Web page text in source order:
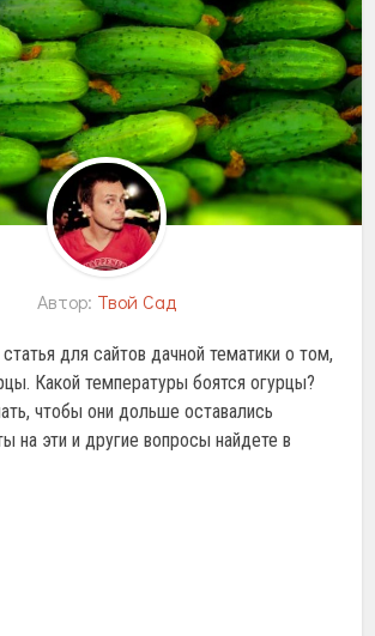
Автор: Твой Сад
для сайтов дачной тематики о том,
Какой температуры боятся огурцы?
чтобы они дольше оставались
на эти и другие вопросы найдете в